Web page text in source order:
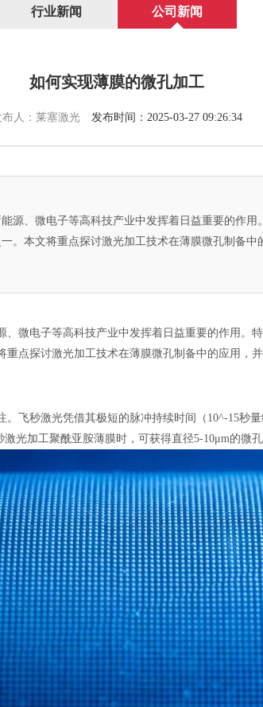
行业新闻 公司新闻
如何实现薄膜的微孔加工
布人：莱塞激光 发布时间：2025-03-27 09:26:34
源、微电子等高科技产业中发挥着日益重要的作
。本文将重点探讨激光加工技术在薄膜微孔制备
微电子等高科技产业中发挥着日益重要的作用。
点探讨激光加工技术在薄膜微孔制备中的应用，
飞秒激光凭借其极短的脉冲持续时间（10^-15秒
光加工聚酰亚胺薄膜时，可获得直径5-10μm的微